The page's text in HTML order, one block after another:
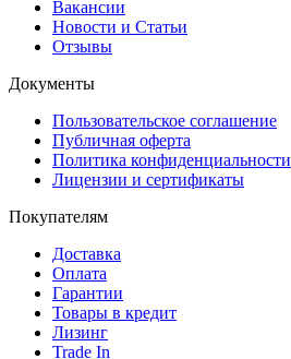
Вакансии
Новости и Статьи
Отзывы
Документы
Пользовательское соглашение
Публичная оферта
Политика конфиденциальности
Лицензии и сертификаты
Покупателям
Доставка
Оплата
Гарантии
Товары в кредит
Лизинг
Trade In